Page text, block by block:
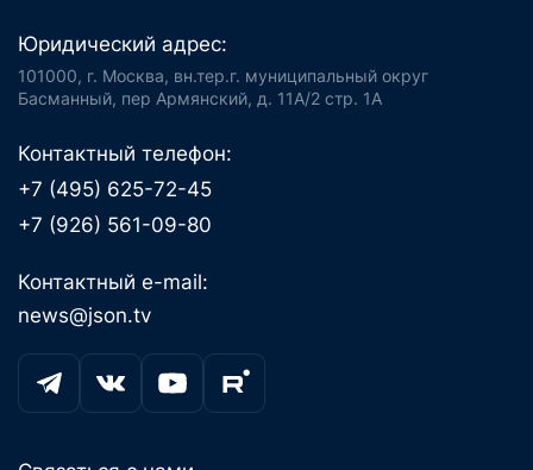
Юридический адрес:
101000, г. Москва, вн.тер.г. муниципальный округ
Басманный, пер Армянский, д. 11А/2 стр. 1А
Контактный телефон:
+7 (495) 625-72-45
+7 (926) 561-09-80
Контактный e-mail:
news@json.tv